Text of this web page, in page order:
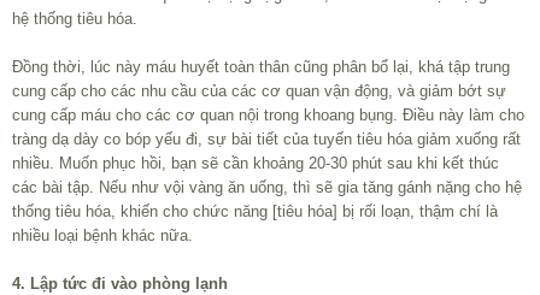
hệ thống tiêu hóa.
Đồng thời, lúc này máu huyết toàn thân cũng phân bổ lại, khá tập trung
cung cấp cho các nhu cầu của các cơ quan vận động, và giảm bớt sự
cung cấp máu cho các cơ quan nội trong khoang bụng. Điều này làm cho
tràng dạ dày co bóp yếu đi, sự bài tiết của tuyến tiêu hóa giảm xuống rất
nhiều. Muốn phục hồi, bạn sẽ cần khoảng 20-30 phút sau khi kết thúc
các bài tập. Nếu như vội vàng ăn uống, thì sẽ gia tăng gánh nặng cho hệ
thống tiêu hóa, khiến cho chức năng [tiêu hóa] bị rối loạn, thậm chí là
nhiều loại bệnh khác nữa.
4. Lập tức đi vào phòng lạnh